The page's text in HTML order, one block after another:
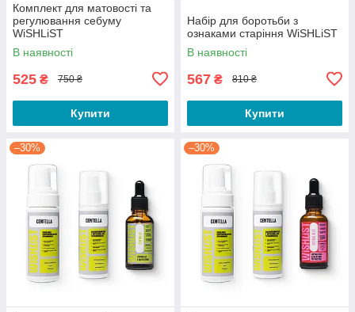
Комплект для матовості та
регулювання себуму
WiSHLiST
В наявності
525 ₴ 750 ₴
Купити
Набір для боротьби з
ознаками старіння WiSHLiST
В наявності
567 ₴ 810 ₴
Купити
–30% –30%